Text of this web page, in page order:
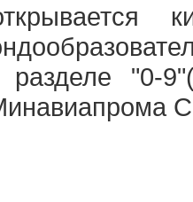
разделе "0-